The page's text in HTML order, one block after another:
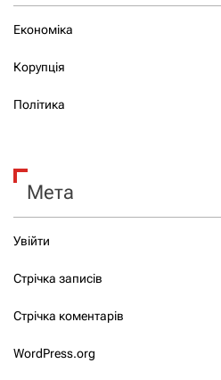
Економіка
Корупція
Політика
Мета
Увійти
Стрічка записів
Стрічка коментарів
WordPress.org